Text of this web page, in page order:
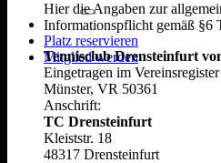
Platz reservieren
Mitglied werden
Hier die Angaben zur
Informationspflicht gemäß §6
Tennisclub Drensteinfurt
Eingetragen im
Münster, VR 50361
Anschrift:
TC Drensteinfurt
Kleiststr. 18
48317 Drensteinfurt